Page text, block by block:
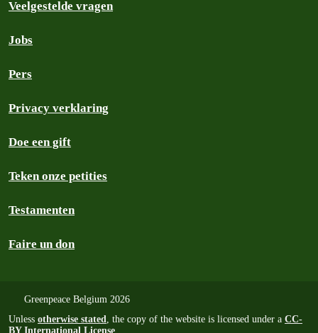
Veelgestelde vragen
Jobs
Pers
Privacy verklaring
Doe een gift
Teken onze petities
Testamenten
Faire un don
Greenpeace Belgium 2026
Unless otherwise stated, the copy of the website is licensed under a CC-
BY International License